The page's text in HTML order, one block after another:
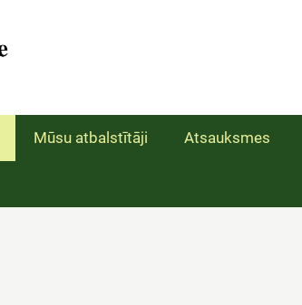
Mūsu atbalstītāji Atsauksmes